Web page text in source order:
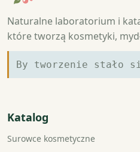
Naturalne laboratorium i
które tworzą kosmetyki,
By tworzenie stało
Katalog
Surowce kosmetyczne